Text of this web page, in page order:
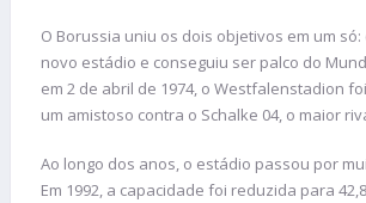
O Borussia uniu os dois objetivos em um
novo estádio e conseguiu ser palco do
em 2 de abril de 1974, o Westfalenstadion
um amistoso contra o Schalke 04, o maior
Ao longo dos anos, o estádio passou por
Em 1992, a capacidade foi reduzida para